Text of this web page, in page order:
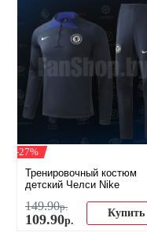
-27%
Тренировочный костюм
детский Челси Nike
149.90р.
109.90р.
Купить